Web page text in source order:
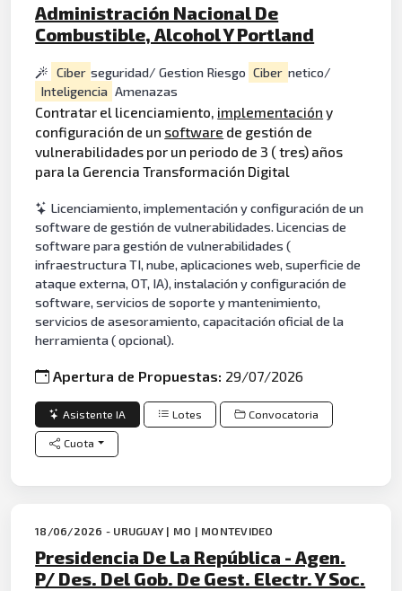
Administración Nacional De
Combustible, Alcohol Y Portland
Ciber seguridad/ Gestion Riesgo Ciber netico/
Inteligencia Amenazas
Contratar el licenciamiento, implementación y
configuración de un software de gestión de
vulnerabilidades por un periodo de 3 ( tres) años
para la Gerencia Transformación Digital
Licenciamiento, implementación y configuración de un
software de gestión de vulnerabilidades. Licencias de
software para gestión de vulnerabilidades (
infraestructura TI, nube, aplicaciones web, superficie de
ataque externa, OT, IA), instalación y configuración de
software, servicios de soporte y mantenimiento,
servicios de asesoramiento, capacitación oficial de la
herramienta ( opcional).
Apertura de Propuestas: 29/07/2026
Asistente IA Lotes Convocatoria
Cuota
18/06/2026 - URUGUAY | MO | MONTEVIDEO
Presidencia De La República - Agen.
P/ Des. Del Gob. De Gest. Electr. Y Soc.